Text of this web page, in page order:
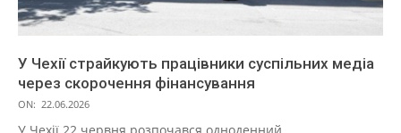
У Чехії страйкують працівники суспільних медіа
через скорочення фінансування
ON: 22.06.2026